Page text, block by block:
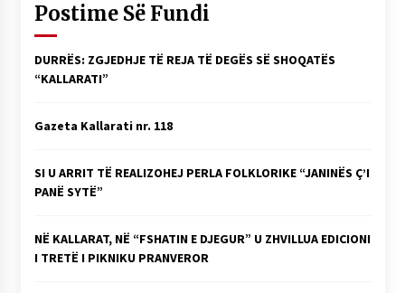
KALLARATI NË AKSIONET KOMBËTARE PËR
– ËNGJËLL HASIMAJ – “KUJTIMET E MIA PËR
12/09/2025
Gazeta Kallarati nr. 114
06/02/2025
Postime Së Fundi
DURRËS: ZGJEDHJE TË REJA TË DEGËS SË SHOQATËS
“KALLARATI”
Gazeta Kallarati nr. 118
SI U ARRIT TË REALIZOHEJ PERLA FOLKLORIKE “JANINËS Ç’I
PANË SYTË”
NË KALLARAT, NË “FSHATIN E DJEGUR” U ZHVILLUA EDICIONI
I TRETË I PIKNIKU PRANVEROR